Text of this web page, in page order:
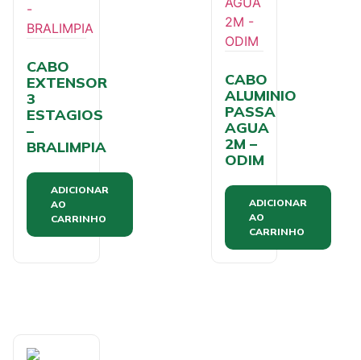
CABO
EXTENSOR
3
ESTAGIOS
–
BRALIMPIA
ADICIONAR
AO
CARRINHO
CABO
ALUMINIO
PASSA
AGUA
2M –
ODIM
ADICIONAR
AO
CARRINHO